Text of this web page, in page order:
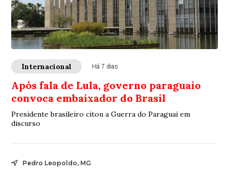
Internacional Há 7 dias
Após fala de Lula, governo paraguaio
convoca embaixador do Brasil
Presidente brasileiro citou a Guerra do Paraguai em
discurso
Pedro Leopoldo, MG